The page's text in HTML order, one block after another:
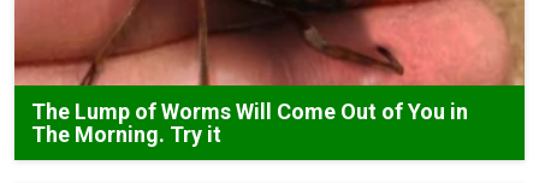
The Lump of Worms Will Come Out of You in
The Morning. Try it